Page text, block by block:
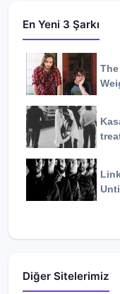
En Yeni 3 Şarkı
Diğer Sitelerimiz